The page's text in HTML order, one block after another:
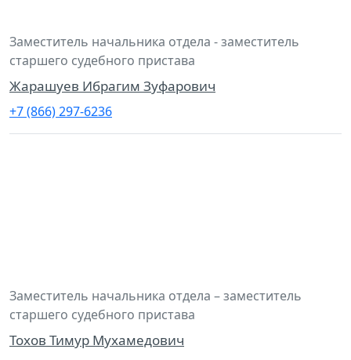
Заместитель начальника отдела - заместитель
старшего судебного пристава
Жарашуев Ибрагим Зуфарович
+7 (866) 297-6236
Заместитель начальника отдела – заместитель
старшего судебного пристава
Тохов Тимур Мухамедович